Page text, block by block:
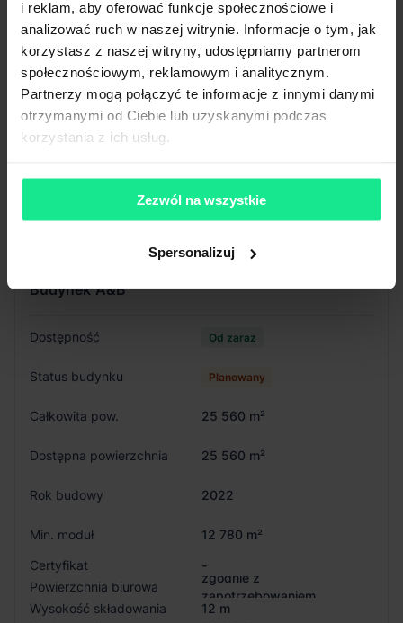
i reklam, aby oferować funkcje społecznościowe i
analizować ruch w naszej witrynie. Informacje o tym, jak
korzystasz z naszej witryny, udostępniamy partnerom
społecznościowym, reklamowym i analitycznym.
Partnerzy mogą połączyć te informacje z innymi danymi
otrzymanymi od Ciebie lub uzyskanymi podczas
korzystania z ich usług.
Zezwól na wszystkie
Spersonalizuj
Oświetlenie
LED
Doki przeładunkowe
Tak
Świetliki
Tak
Klapy dymowe
Tak
Tryskacze
Tak
Ogrzewanie
Gaz
Brama wjazdowa z poziomu
Budynek A&B
Dostępność Od zaraz
Status budynku Planowany
Całkowita pow. 25 560 m²
Dostępna powierzchnia 25 560 m²
Rok budowy 2022
Min. moduł
12 780 m²
Certyfikat
-
Powierzchnia biurowa
zgodnie z
zapotrzebowaniem
Wysokość składowania
12 m